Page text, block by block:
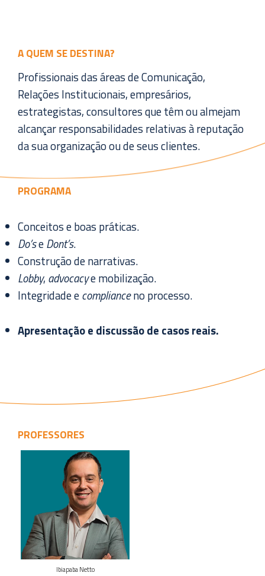
A QUEM SE DESTINA?
Profissionais das áreas de Comunicação,
Relações Institucionais, empresários,
estrategistas, consultores que têm ou almejam
alcançar responsabilidades relativas à reputação
da sua organização ou de seus clientes.
PROGRAMA
Conceitos e boas práticas.
Do’seDont’s.
Construção de narrativas.
Lobby, advocacye mobilização.
Integridade ecomplianceno processo.
Apresentação e discussão de casos reais.
PROFESSORES
Veja o
curriculo
Ibiapaba Netto